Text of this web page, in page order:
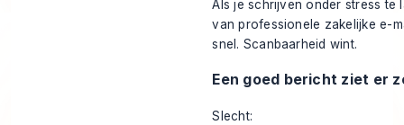
Als je schrijven onder stress te
vanprofessionele zakelijke e-
snel. Scanbaarheid wint.
Een goed bericht ziet er
Slecht: